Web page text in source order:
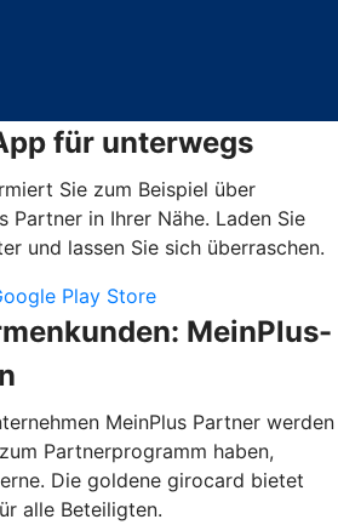
für unterwegs
Sie zum Beispiel über
Partner in Ihrer Nähe. Laden Sie
und lassen Sie sich überraschen.
Play Store
MeinPlus-
MeinPlus Partner werden
Partnerprogramm haben,
Die goldene girocard bietet
alle Beteiligten.